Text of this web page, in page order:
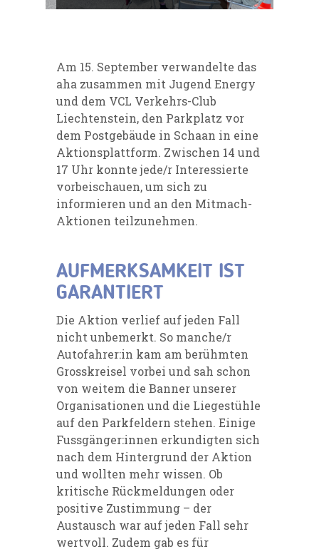
Am 15. September verwandelte das
aha zusammen mit Jugend Energy
und dem VCL Verkehrs-Club
Liechtenstein, den Parkplatz vor
dem Postgebäude in Schaan in eine
Aktionsplattform. Zwischen 14 und
17 Uhr konnte jede/r Interessierte
vorbeischauen, um sich zu
informieren und an den Mitmach-
Aktionen teilzunehmen.
AUFMERKSAMKEIT IST
GARANTIERT
Die Aktion verlief auf jeden Fall
nicht unbemerkt. So manche/r
Autofahrer:in kam am berühmten
Grosskreisel vorbei und sah schon
von weitem die Banner unserer
Organisationen und die Liegestühle
auf den Parkfeldern stehen. Einige
Fussgänger:innen erkundigten sich
nach dem Hintergrund der Aktion
und wollten mehr wissen. Ob
kritische Rückmeldungen oder
positive Zustimmung – der
Austausch war auf jeden Fall sehr
wertvoll. Zudem gab es für